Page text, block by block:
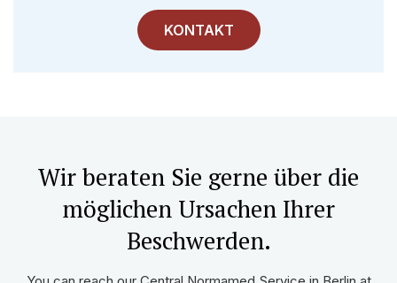
KONTAKT
Wir beraten Sie gerne über die
möglichen Ursachen Ihrer
Beschwerden.